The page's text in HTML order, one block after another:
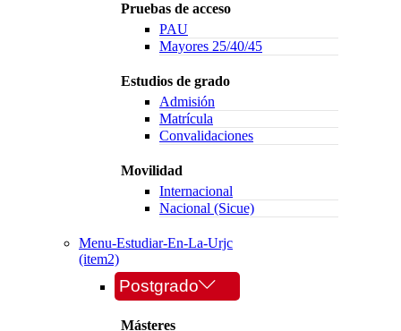
Pruebas de acceso
PAU
Mayores 25/40/45
Estudios de grado
Admisión
Matrícula
Convalidaciones
Movilidad
Internacional
Nacional (Sicue)
Menu-Estudiar-En-La-Urjc
(item2)
Postgrado
Másteres